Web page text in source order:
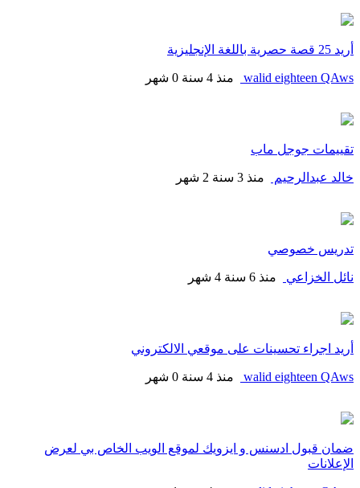
أريد 25 قصة حصرية باللغة الإنجليزية
walid eighteen QAws منذ 4 سنة 0 شهر
تقييمات جوجل ماب
خالد عبدالرحيم منذ 3 سنة 2 شهر
تدريس خصوصي
نائل الخزاعي منذ 6 سنة 4 شهر
أريد اجراء تحسينات على موقعي الالكتروني
walid eighteen QAws منذ 4 سنة 0 شهر
ضمان قبول ادسنس و ايزويك لموقع الويب الخاص بي لعرض
الإعلانات